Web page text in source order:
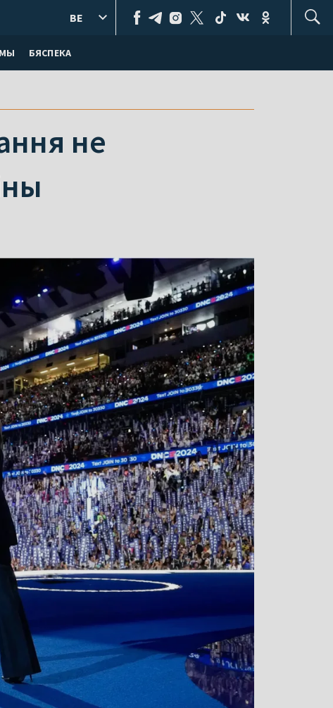
БЯСПЕКА
BE
не